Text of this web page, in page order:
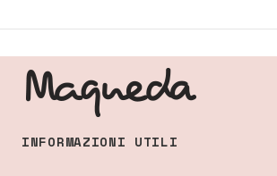
INFORMAZIONI UTILI